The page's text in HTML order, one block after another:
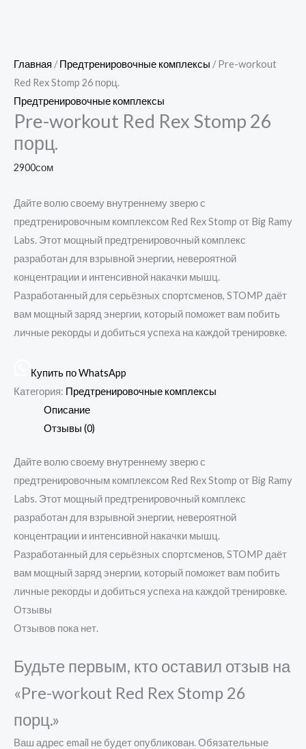
Главная /Предтренировочные комплексы / Pre-workout
Red Rex Stomp 26 порц.
Предтренировочные комплексы
Pre-workout Red Rex Stomp 26
порц.
2900сом
Дайте волю своему внутреннему зверю с
предтренировочным комплексом Red Rex Stomp от Big Ramy
Labs. Этот мощный предтренировочный комплекс
разработан для взрывной энергии, невероятной
концентрации и интенсивной накачки мышц.
Разработанный для серьёзных спортсменов, STOMP даёт
вам мощный заряд энергии, который поможет вам побить
личные рекорды и добиться успеха на каждой тренировке.
Купить по WhatsApp
Категория: Предтренировочные комплексы
Описание
Отзывы (0)
Дайте волю своему внутреннему зверю с
предтренировочным комплексом Red Rex Stomp от Big Ramy
Labs. Этот мощный предтренировочный комплекс
разработан для взрывной энергии, невероятной
концентрации и интенсивной накачки мышц.
Разработанный для серьёзных спортсменов, STOMP даёт
вам мощный заряд энергии, который поможет вам побить
личные рекорды и добиться успеха на каждой тренировке.
Отзывы
Отзывов пока нет.
Будьте первым, кто оставил отзыв на
«Pre-workout Red Rex Stomp 26
порц.»
Ваш адрес email не будет опубликован.Обязательные